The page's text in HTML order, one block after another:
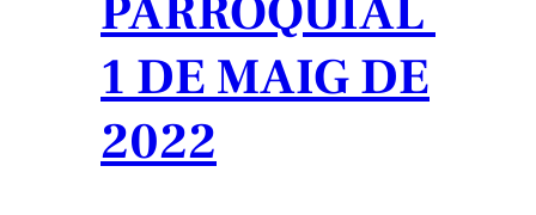
PARROQUIAL
1 DE MAIG DE
2022